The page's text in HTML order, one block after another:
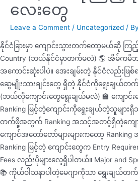
လေးတွေ
Leave a Comment / Uncategorized / By
နိုင်ငံခြားမှာ ကျောင်းသွားတက်တော့မယ်ဆို က
Country (ဘယ်နိုင်ငံမှာတက်မလဲ) 🌎 အိမ်ကမိ
အကောင်းဆုံးပါပဲ။ အေးချမ်းတဲ့ နိုင်ငံလည်းဖ
ဆွေမျိုးသားချင်းတွေ ရှိတဲ့ နိုင်ငံကိုရွေးချယ်တက်
(ဘယ်လိုကျောင်းတွေရွေးချယ်မလဲ) 🏫 ကျောင်
Ranking မြင့်တဲ့ကျောင်းကိုရွေးချယ်တဲ့သူမ
တက်ဖို့အတွက် Ranking အသင့်အတင့်ရှိတဲ့ကျော
ကျောင်အတော်တော်များများကတော့
Ranking မြင့်တဲ့ ကျောင်းတွေက Entry
Fees လည်းပိုများလေ့ရှိပါတယ်။ Major and
📚 ကိုယ်ဝါသနာပါတဲ့မေဂျာကိုသာ ရွေးချယ်တ